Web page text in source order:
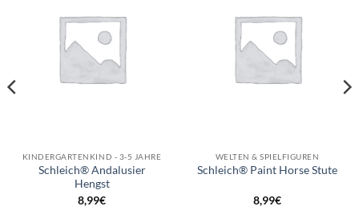
KINDERGARTENKIND - 3-5 JAHRE
Schleich® Andalusier
Hengst
8,99€
WELTEN & SPIELFIGUREN
Schleich® Paint Horse Stute
8,99€